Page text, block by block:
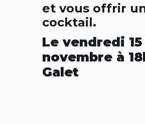
et vous offrir
cocktail.
Le vendredi 15
novembre à
Galet